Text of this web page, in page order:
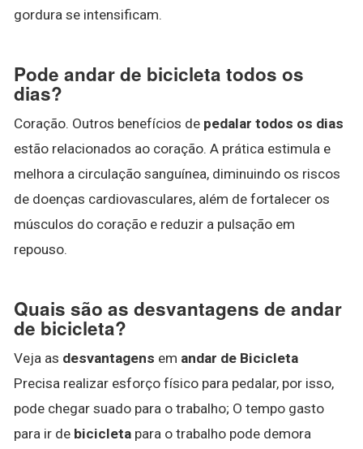
gordura se intensificam.
Pode andar de bicicleta todos os
dias?
Coração. Outros benefícios de pedalar todos os dias
estão relacionados ao coração. A prática estimula e
melhora a circulação sanguínea, diminuindo os riscos
de doenças cardiovasculares, além de fortalecer os
músculos do coração e reduzir a pulsação em
repouso.
Quais são as desvantagens de andar
de bicicleta?
Veja as desvantagens em andar de Bicicleta
Precisa realizar esforço físico para pedalar, por isso,
pode chegar suado para o trabalho; O tempo gasto
para ir de bicicleta para o trabalho pode demora